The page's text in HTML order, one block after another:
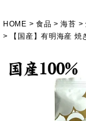
HOME 食品 海苔
【国産】有明海産